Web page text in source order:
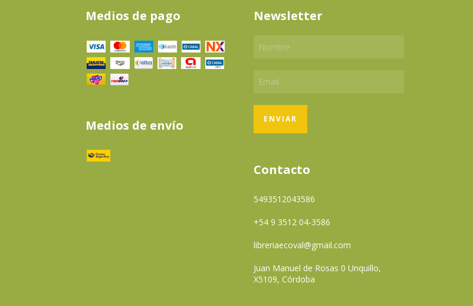
Medios de pago
Medios de envío
Newsletter
Contacto
5493512043586
+54 9 3512 04-3586
libreriaecoval@gmail.com
Juan Manuel de Rosas 0 Unquillo,
X5109, Córdoba